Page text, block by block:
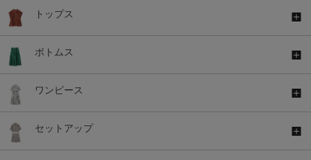
トップス
ボトムス
ワンピース
セットアップ